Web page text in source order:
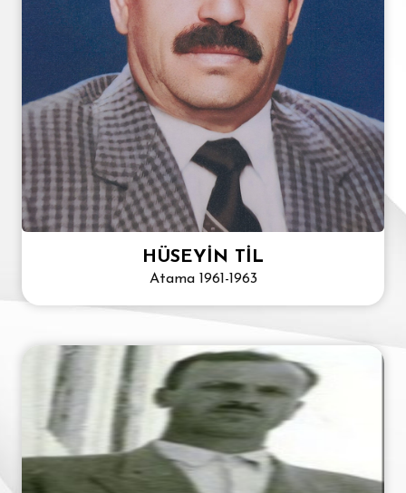
HÜSEYİN TİL
Atama 1961-1963